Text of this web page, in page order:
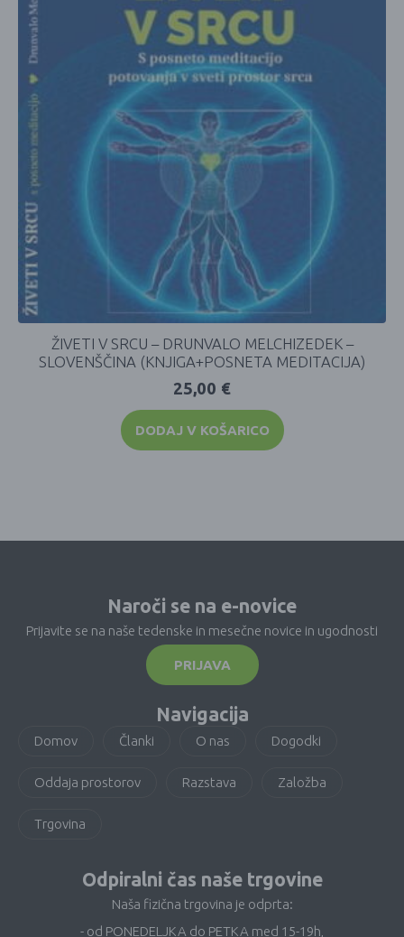
ŽIVETI V SRCU – DRUNVALO MELCHIZEDEK –
SLOVENŠČINA (KNJIGA+POSNETA MEDITACIJA)
25,00 €
DODAJ V KOŠARICO
Naroči se na e-novice
Prijavite se na naše tedenske in mesečne novice in ugodnosti
PRIJAVA
Navigacija
Domov Članki O nas Dogodki
Oddaja prostorov Razstava Založba
Trgovina
Odpiralni čas naše trgovine
Naša fizična trgovina je odprta:
- od PONEDELJKA do PETKA med 15-19h,